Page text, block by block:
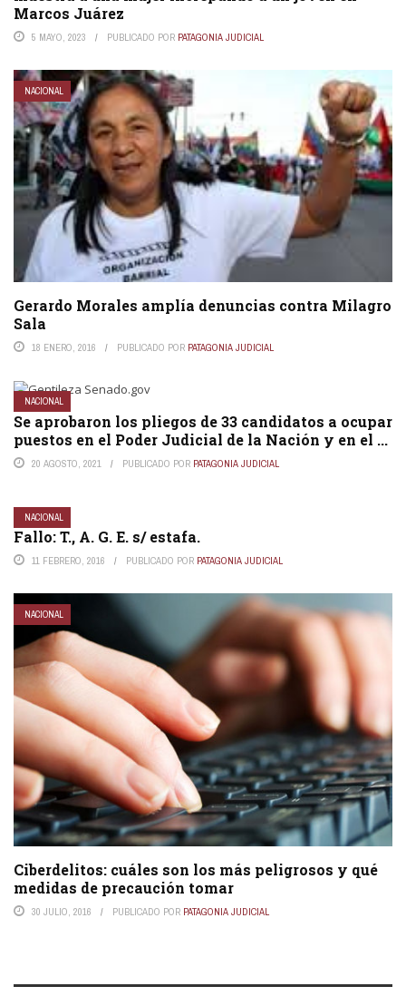
Marcos Juárez
5 MAYO, 2023 PUBLICADO POR PATAGONIA JUDICIAL
NACIONAL
Gerardo Morales amplía denuncias contra Milagro
Sala
18 ENERO, 2016 PUBLICADO POR PATAGONIA JUDICIAL
NACIONAL
Se aprobaron los pliegos de 33 candidatos a ocupar
puestos en el Poder Judicial de la Nación y en el ...
20 AGOSTO, 2021 PUBLICADO POR PATAGONIA JUDICIAL
NACIONAL
Fallo: T., A. G. E. s/ estafa.
11 FEBRERO, 2016 PUBLICADO POR PATAGONIA JUDICIAL
NACIONAL
Ciberdelitos: cuáles son los más peligrosos y qué
medidas de precaución tomar
30 JULIO, 2016 PUBLICADO POR PATAGONIA JUDICIAL